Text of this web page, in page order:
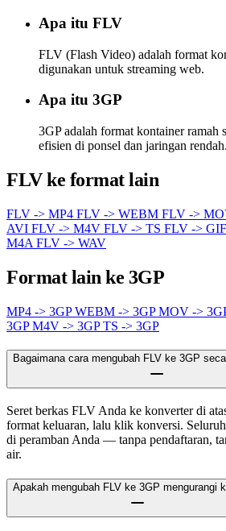
Apa itu FLV
FLV (Flash Video) adalah format
digunakan untuk streaming web.
Apa itu 3GP
3GP adalah format kontainer ramah
efisien di ponsel dan jaringan rendah.
FLV ke format lain
FLV -> MP4 FLV -> WEBM FLV ->
AVI FLV -> M4V FLV -> TS FLV -> GIF
M4A FLV -> WAV
Format lain ke 3GP
MP4 -> 3GPWEBM -> 3GPMOV ->
3GPM4V -> 3GPTS -> 3GP
Bagaimana cara mengubah FLV ke 3GP
Seret berkas FLV Anda ke konverter di
format keluaran, lalu klik konversi.
di peramban Anda — tanpa pendaftaran,
air.
Apakah mengubah FLV ke 3GP mengurangi